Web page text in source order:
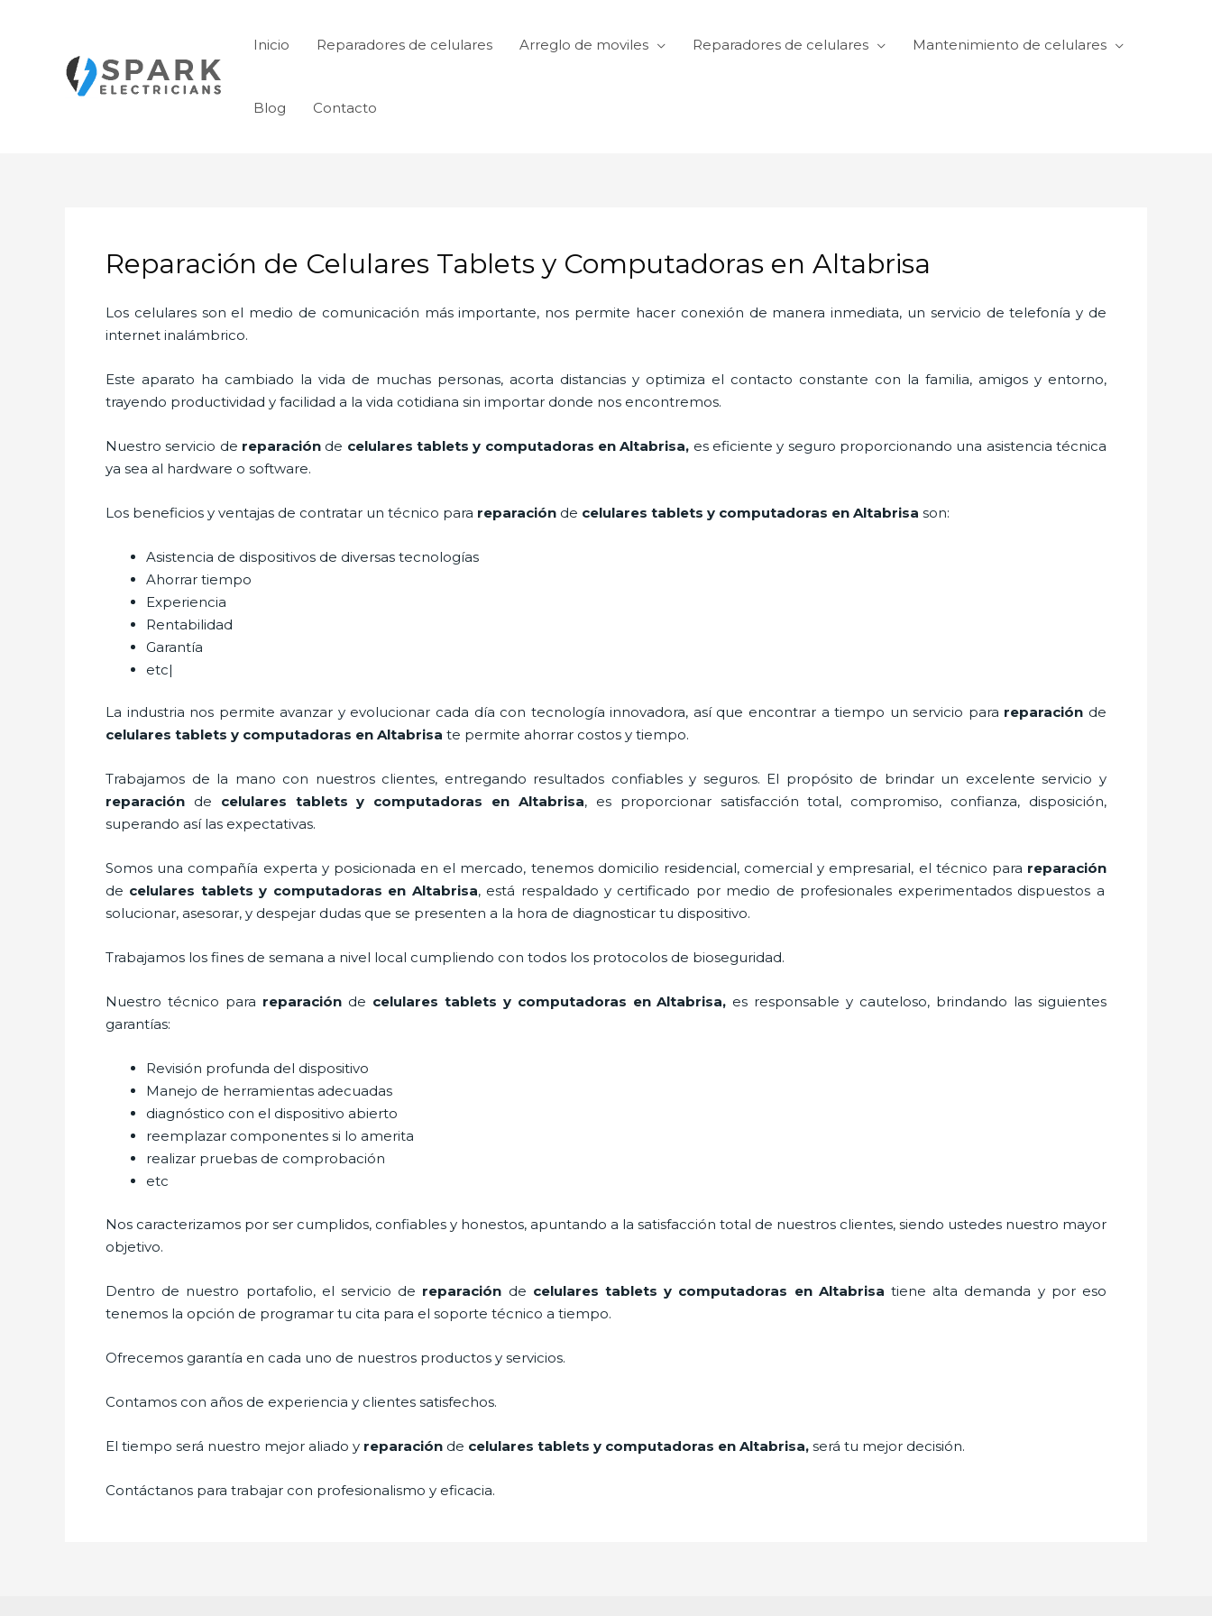
Inicio Reparadores de celulares Arreglo de moviles Reparadores de celulares Mantenimiento de celulares
Blog Contacto
Reparación de Celulares Tablets y Computadoras en Altabrisa
Los celulares son el medio de comunicación más importante, nos permite hacer conexión de manera inmediata, un servicio de telefonía y de
internet inalámbrico.
Este aparato ha cambiado la vida de muchas personas, acorta distancias y optimiza el contacto constante con la familia, amigos y entorno,
trayendo productividad y facilidad a la vida cotidiana sin importar donde nos encontremos.
Nuestro servicio de reparación de celulares tablets y computadoras en Altabrisa, es eficiente y seguro proporcionando una asistencia técnica
ya sea al hardware o software.
Los beneficios y ventajas de contratar un técnico para reparación de celulares tablets y computadoras en Altabrisa son:
Asistencia de dispositivos de diversas tecnologías
Ahorrar tiempo
Experiencia
Rentabilidad
Garantía
etc|
La industria nos permite avanzar y evolucionar cada día con tecnología innovadora, así que encontrar a tiempo un servicio para reparación de
celulares tablets y computadoras en Altabrisa te permite ahorrar costos y tiempo.
Trabajamos de la mano con nuestros clientes, entregando resultados confiables y seguros. El propósito de brindar un excelente servicio y
reparación de celulares tablets y computadoras en Altabrisa, es proporcionar satisfacción total, compromiso, confianza, disposición,
superando así las expectativas.
Somos una compañía experta y posicionada en el mercado, tenemos domicilio residencial, comercial y empresarial, el técnico para reparación
de celulares tablets y computadoras en Altabrisa, está respaldado y certificado por medio de profesionales experimentados dispuestos a
solucionar, asesorar, y despejar dudas que se presenten a la hora de diagnosticar tu dispositivo.
Trabajamos los fines de semana a nivel local cumpliendo con todos los protocolos de bioseguridad.
Nuestro técnico para reparaciónde celulares tablets y computadoras en Altabrisa, es responsable y cauteloso, brindando las siguientes
garantías:
Revisión profunda del dispositivo
Manejo de herramientas adecuadas
diagnóstico con el dispositivo abierto
reemplazar componentes si lo amerita
realizar pruebas de comprobación
etc
Nos caracterizamos por ser cumplidos, confiables y honestos, apuntando a la satisfacción total de nuestros clientes, siendo ustedes nuestro mayor
objetivo.
Dentro de nuestro portafolio, el servicio de reparación de celulares tablets y computadoras en Altabrisa tiene alta demanda y por eso
tenemos la opción de programar tu cita para el soporte técnico a tiempo.
Ofrecemos garantía en cada uno de nuestros productos y servicios.
Contamos con años de experiencia y clientes satisfechos.
El tiempo será nuestro mejor aliado y reparación de celulares tablets y computadoras en Altabrisa, será tu mejor decisión.
Contáctanos para trabajar con profesionalismo y eficacia.